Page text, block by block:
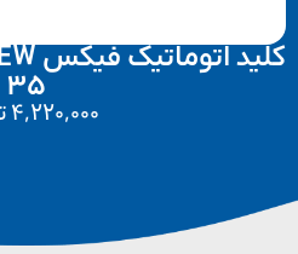
4,220,000تومان